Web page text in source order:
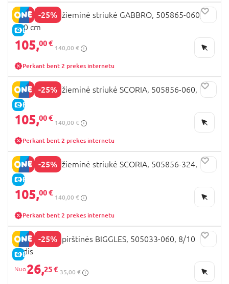
-25%
E-KAINA
DIDRIKSONS žieminė striukė GABBRO, 505865-060,
140 cm
105,00 €
140,00 €
Perkant bent 2 prekes internetu
-25%
E-KAINA
DIDRIKSONS žieminė striukė SCORIA, 505856-060, 130
cm
105,00 €
140,00 €
Perkant bent 2 prekes internetu
-25%
E-KAINA
DIDRIKSONS žieminė striukė SCORIA, 505856-324, 120
cm
105,00 €
140,00 €
Perkant bent 2 prekes internetu
-25%
E-KAINA
DIDRIKSONS pirštinės BIGGLES, 505033-060, 8/10
dydis
26,25 € 35,00 €